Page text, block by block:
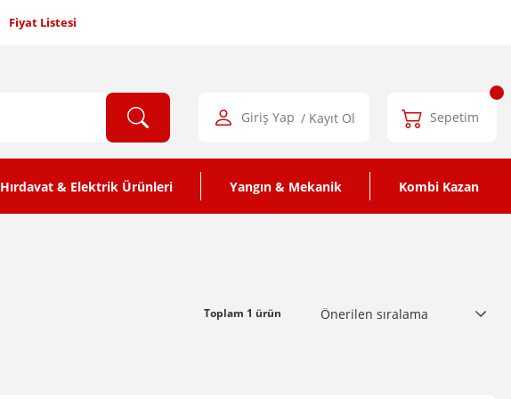
Fiyat Listesi
Giriş Yap / Kayıt Ol Sepetim
Hırdavat & Elektrik Ürünleri Yangın & Mekanik Kombi Kazan
Toplam 1 ürün